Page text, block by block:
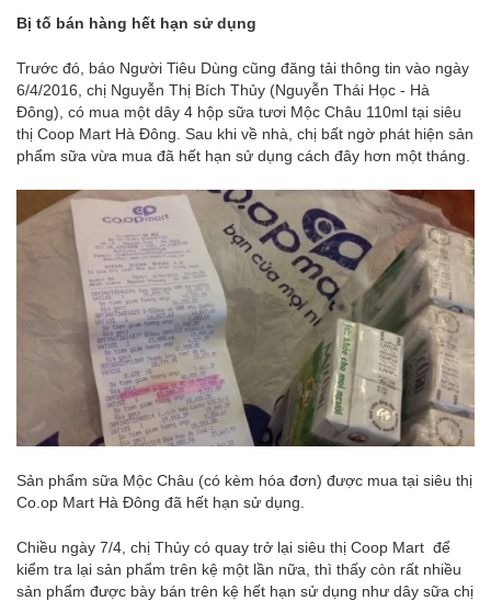
Bị tố bán hàng hết hạn sử dụng
Trước đó, báo Người Tiêu Dùng cũng đăng tải thông tin vào ngày
6/4/2016, chị Nguyễn Thị Bích Thủy (Nguyễn Thái Học - Hà
Đông), có mua một dây 4 hộp sữa tươi Mộc Châu 110ml tại siêu
thị Coop Mart Hà Đông. Sau khi về nhà, chị bất ngờ phát hiện sản
phẩm sữa vừa mua đã hết hạn sử dụng cách đây hơn một tháng.
Sản phẩm sữa Mộc Châu (có kèm hóa đơn) được mua tại siêu thị
Co.op Mart Hà Đông đã hết hạn sử dụng.
Chiều ngày 7/4, chị Thủy có quay trở lại siêu thị Coop Mart để
kiểm tra lại sản phẩm trên kệ một lần nữa, thì thấy còn rất nhiều
sản phẩm được bày bán trên kệ hết hạn sử dụng như dây sữa chị